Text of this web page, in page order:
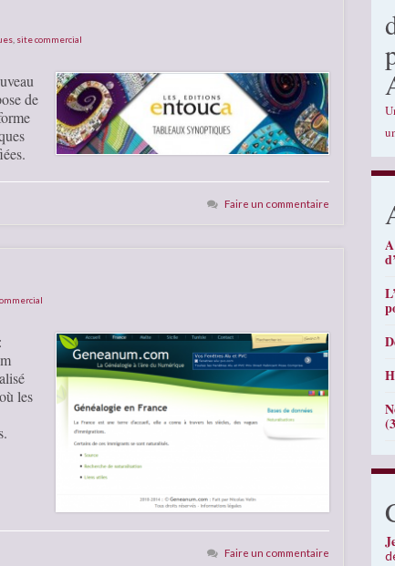
site commercial
de
Faire un commentaire
les
Faire un commentaire